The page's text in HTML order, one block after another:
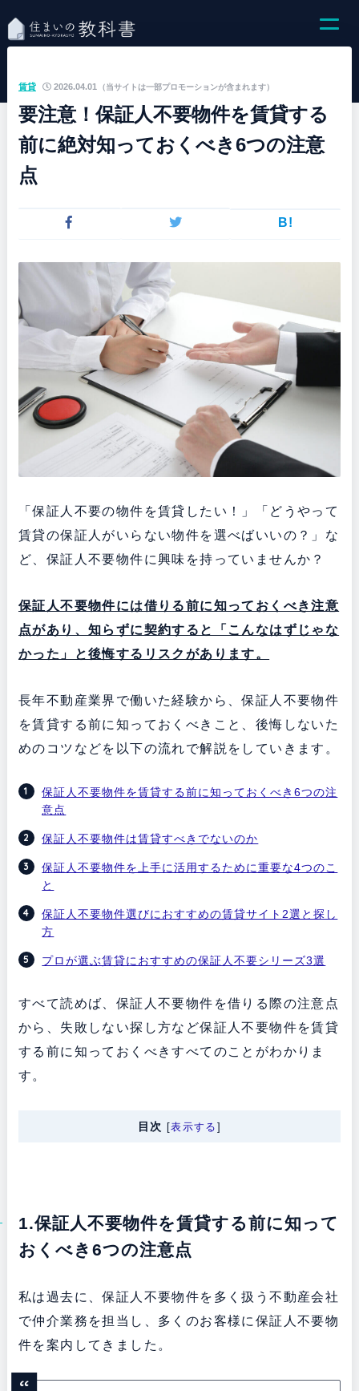
（当サイトは一部プロモーションが含まれます）
賃貸 2026.04.01
要注意！保証人不要物件を賃貸する
前に絶対知っておくべき6つの注意
点
B!
「保証人不要の物件を賃貸したい！」「どうやって
賃貸の保証人がいらない物件を選べばいいの？」な
ど、保証人不要物件に興味を持っていませんか？
保証人不要物件には借りる前に知っておくべき注意
点があり、知らずに契約すると「こんなはずじゃな
かった」と後悔するリスクがあります。
長年不動産業界で働いた経験から、保証人不要物件
を賃貸する前に知っておくべきこと、後悔しないた
めのコツなどを以下の流れで解説をしていきます。
保証人不要物件を賃貸する前に知っておくべき6つの注
意点
保証人不要物件は賃貸すべきでないのか
保証人不要物件を上手に活用するために重要な4つのこ
と
保証人不要物件選びにおすすめの賃貸サイト2選と探し
方
プロが選ぶ賃貸におすすめの保証人不要シリーズ3選
すべて読めば、保証人不要物件を借りる際の注意点
から、失敗しない探し方など保証人不要物件を賃貸
する前に知っておくべきすべてのことがわかりま
す。
目次 [表示する
1.保証人不要物件を賃貸する前に知って
おくべき6つの注意点
私は過去に、保証人不要物件を多く扱う不動産会社
で仲介業務を担当し、多くのお客様に保証人不要物
件を案内してきました。